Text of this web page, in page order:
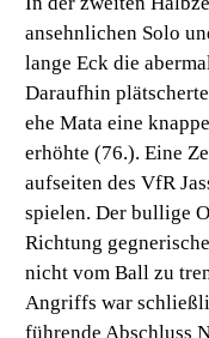
ansehnlichen Solo
lange Eck die
Daraufhin
ehe Mata eine
erhöhte (76.). Eine
aufseiten des VfR
spielen. Der bullige
Richtung
nicht vom Ball zu
Angriffs war
führende Abschluss